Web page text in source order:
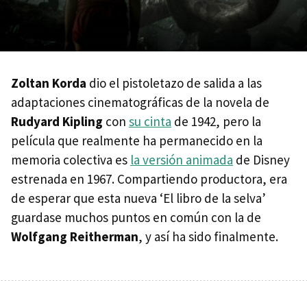
Zoltan Korda dio el pistoletazo de salida a las
adaptaciones cinematográficas de la novela de
Rudyard Kipling con su cinta de 1942, pero la
película que realmente ha permanecido en la
memoria colectiva es la versión animada de Disney
estrenada en 1967. Compartiendo productora, era
de esperar que esta nueva ‘El libro de la selva’
guardase muchos puntos en común con la de
Wolfgang Reitherman, y así ha sido finalmente.